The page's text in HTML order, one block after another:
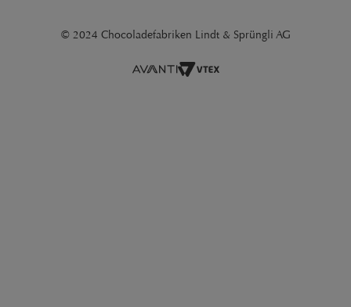
© 2024 Chocoladefabriken Lindt & Sprüngli AG